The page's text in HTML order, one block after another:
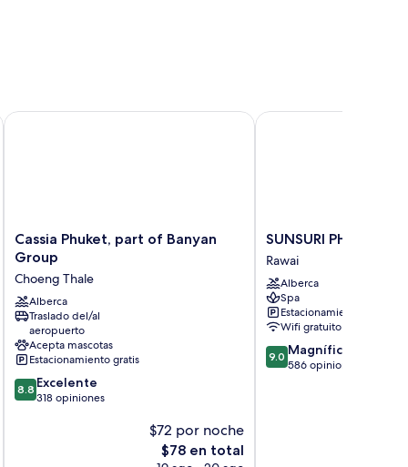
Po, Phuket
Cassia
Phuket,
of
Banyan
Group
Choeng
Thale
Cassia Phuket, part of Banyan
Group
Choeng Thale
Alberca
Traslado del/al
aeropuerto
Acepta mascotas
Estacionamiento gratis
8.8
de
8.8 Excelente
318 opiniones
$72 por noche
El
$78 en total
Cassia Phuket, part of Banyan Group
SUNSURI
PHUKET,
Nai
Harn
Beach
Rawai
SUNSURI PHUKET,
Rawai
Alberca
Spa
Estacionamiento gratis
Wifi gratuito
9.0
de
9.0 Magnífico
586 opiniones
SUNSURI PHUKET,